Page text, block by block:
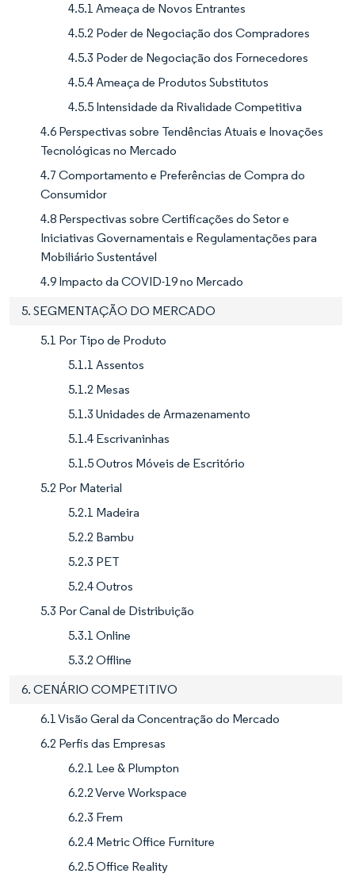
4.5.1 Ameaça de Novos Entrantes
4.5.2 Poder de Negociação dos Compradores
4.5.3 Poder de Negociação dos Fornecedores
4.5.4 Ameaça de Produtos Substitutos
4.5.5 Intensidade da Rivalidade Competitiva
4.6 Perspectivas sobre Tendências Atuais e Inovações
Tecnológicas no Mercado
4.7 Comportamento e Preferências de Compra do
Consumidor
4.8 Perspectivas sobre Certificações do Setor e
Iniciativas Governamentais e Regulamentações para
Mobiliário Sustentável
4.9 Impacto da COVID-19 no Mercado
5. SEGMENTAÇÃO DO MERCADO
5.1 Por Tipo de Produto
5.1.1 Assentos
5.1.2 Mesas
5.1.3 Unidades de Armazenamento
5.1.4 Escrivaninhas
5.1.5 Outros Móveis de Escritório
5.2 Por Material
5.2.1 Madeira
5.2.2 Bambu
5.2.3 PET
5.2.4 Outros
5.3 Por Canal de Distribuição
5.3.1 Online
5.3.2 Offline
6. CENÁRIO COMPETITIVO
6.1 Visão Geral da Concentração do Mercado
6.2 Perfis das Empresas
6.2.1 Lee & Plumpton
6.2.2 Verve Workspace
6.2.3 Frem
6.2.4 Metric Office Furniture
6.2.5 Office Reality